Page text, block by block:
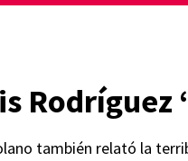
Rodríguez
también relató la